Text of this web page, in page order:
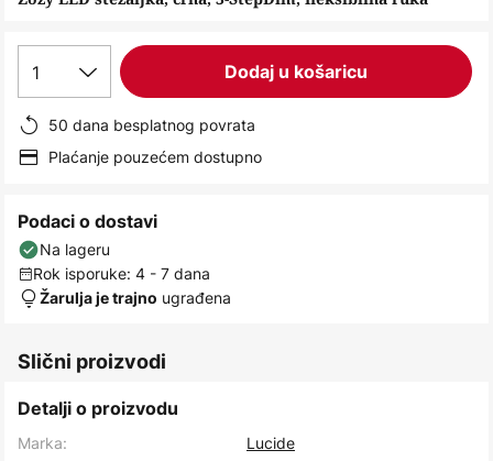
images
gallery
1 Dodaj u košaricu
50 dana besplatnog povrata
Plaćanje pouzećem dostupno
Podaci o dostavi
Na lageru
Rok isporuke: 4 - 7 dana
Žarulja je trajno ugrađena
Slični proizvodi
Detalji o proizvodu
Marka:
Lucide